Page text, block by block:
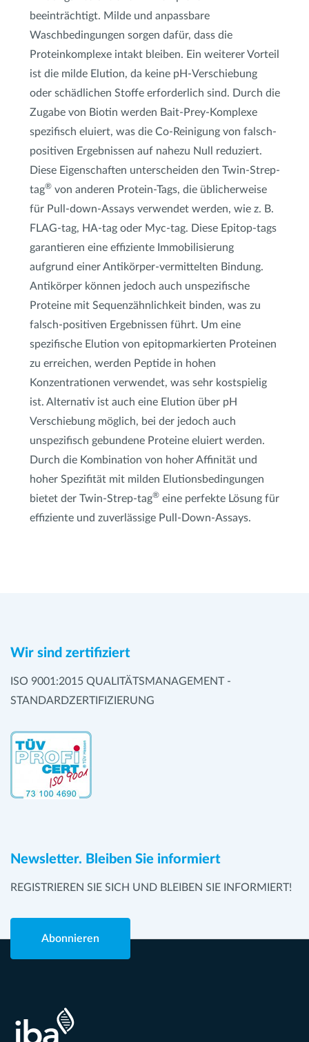
beeinträchtigt. Milde und anpassbare
Waschbedingungen sorgen dafür, dass die
Proteinkomplexe intakt bleiben. Ein weiterer Vorteil
ist die milde Elution, da keine pH-Verschiebung
oder schädlichen Stoffe erforderlich sind. Durch die
Zugabe von Biotin werden Bait-Prey-Komplexe
spezifisch eluiert, was die Co-Reinigung von falsch-
positiven Ergebnissen auf nahezu Null reduziert.
Diese Eigenschaften unterscheiden den Twin-Strep-
tag®von anderen Protein-Tags, die üblicherweise
für Pull-down-Assays verwendet werden, wie z. B.
FLAG-tag, HA-tag oder Myc-tag. Diese Epitop-tags
garantieren eine effiziente Immobilisierung
aufgrund einer Antikörper-vermittelten Bindung.
Antikörper können jedoch auch unspezifische
Proteine mit Sequenzähnlichkeit binden, was zu
falsch-positiven Ergebnissen führt. Um eine
spezifische Elution von epitopmarkierten Proteinen
zu erreichen, werden Peptide in hohen
Konzentrationen verwendet, was sehr kostspielig
ist. Alternativ ist auch eine Elution über pH
Verschiebung möglich, bei der jedoch auch
unspezifisch gebundene Proteine eluiert werden.
Durch die Kombination von hoher Affinität und
hoher Spezifität mit milden Elutionsbedingungen
bietet der Twin-Strep-tag®eine perfekte Lösung für
effiziente und zuverlässige Pull-Down-Assays.
Wir sind zertifiziert
ISO 9001:2015 QUALITÄTSMANAGEMENT -
STANDARDZERTIFIZIERUNG
Newsletter. Bleiben Sie informiert
REGISTRIEREN SIE SICH UND BLEIBEN SIE INFORMIERT!
Abonnieren